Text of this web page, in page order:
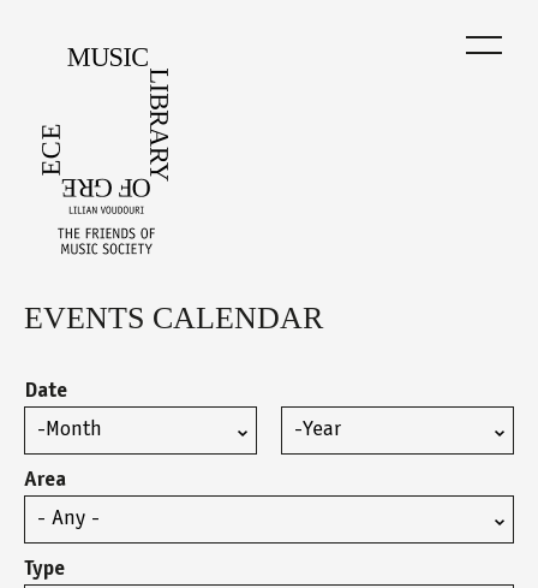
Back
EVENTS CALENDAR
Date
Month
Year
Area
Type